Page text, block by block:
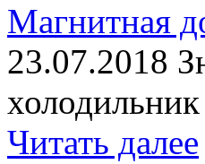
Магнитная
23.07.2018
Читать далее